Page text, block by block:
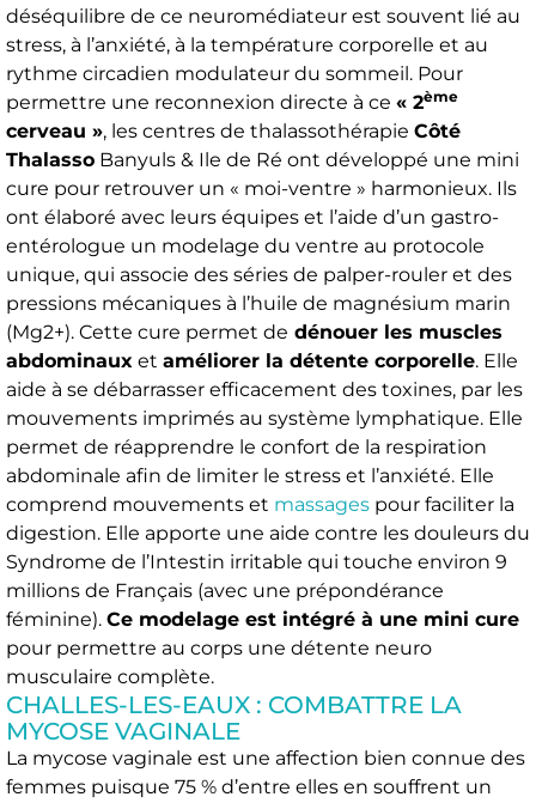
déséquilibre de ce neuromédiateur est souvent lié au
stress, à l’anxiété, à la température corporelle et au
rythme circadien modulateur du sommeil. Pour
permettre une reconnexion directe à ce « 2ème
cerveau », les centres de thalassothérapie Côté
Thalasso Banyuls & Ile de Ré ont développé une mini
cure pour retrouver un « moi-ventre » harmonieux. Ils
ont élaboré avec leurs équipes et l’aide d’un gastro-
entérologue un modelage du ventre au protocole
unique, qui associe des séries de palper-rouler et des
pressions mécaniques à l’huile de magnésium marin
(Mg2+). Cette cure permet de dénouer les muscles
abdominaux et améliorer la détente corporelle. Elle
aide à se débarrasser efficacement des toxines, par les
mouvements imprimés au système lymphatique. Elle
permet de réapprendre le confort de la respiration
abdominale afin de limiter le stress et l’anxiété. Elle
comprend mouvements et massages pour faciliter la
digestion. Elle apporte une aide contre les douleurs du
Syndrome de l’Intestin irritable qui touche environ 9
millions de Français (avec une prépondérance
féminine). Ce modelage est intégré à une mini cure
pour permettre au corps une détente neuro
musculaire complète.
CHALLES-LES-EAUX : COMBATTRE LA
MYCOSE VAGINALE
La mycose vaginale est une affection bien connue des
femmes puisque 75 % d’entre elles en souffrent un